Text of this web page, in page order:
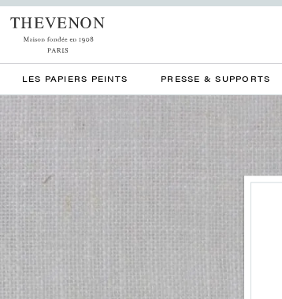
LES PAPIERS PEINTS PRESSE & SUPPORTS